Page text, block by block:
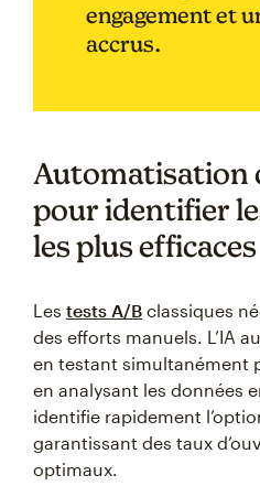
engagement et
accrus.
Automatisation
pour identifier
les plus efficaces
Les tests A/B classiques
des efforts manuels. L’IA
en testant simultanément
en analysant les données
identifie rapidement
garantissant des taux
optimaux.